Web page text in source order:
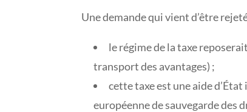
Une demande qui vient d’être
le régime de la taxe
transport des avantages) ;
cette taxe est une aide
européenne de sauvegarde des